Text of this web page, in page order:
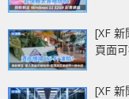
[XF
頁面
[XF